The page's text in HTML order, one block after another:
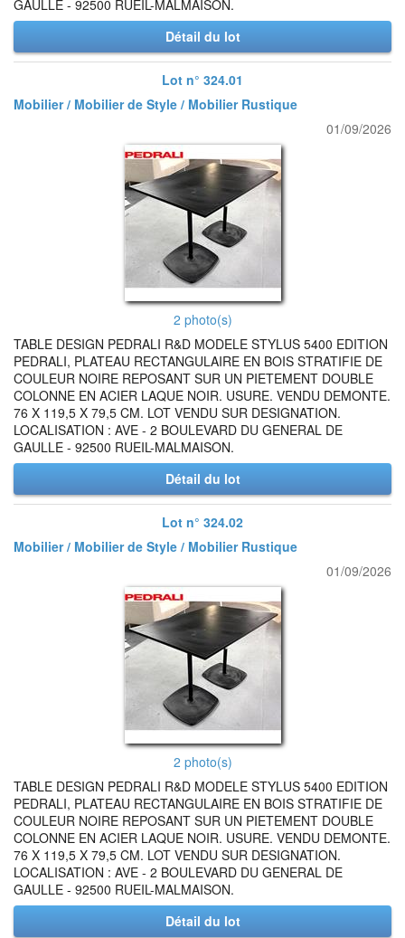
GAULLE - 92500 RUEIL-MALMAISON.
Détail du lot
Lot n° 324.01
Mobilier / Mobilier de Style / Mobilier Rustique
01/09/2026
2 photo(s)
TABLE DESIGN PEDRALI R&D MODELE STYLUS 5400 EDITION
PEDRALI, PLATEAU RECTANGULAIRE EN BOIS STRATIFIE DE
COULEUR NOIRE REPOSANT SUR UN PIETEMENT DOUBLE
COLONNE EN ACIER LAQUE NOIR. USURE. VENDU DEMONTE.
76 X 119,5 X 79,5 CM. LOT VENDU SUR DESIGNATION.
LOCALISATION : AVE - 2 BOULEVARD DU GENERAL DE
GAULLE - 92500 RUEIL-MALMAISON.
Détail du lot
Lot n° 324.02
Mobilier / Mobilier de Style / Mobilier Rustique
01/09/2026
2 photo(s)
TABLE DESIGN PEDRALI R&D MODELE STYLUS 5400 EDITION
PEDRALI, PLATEAU RECTANGULAIRE EN BOIS STRATIFIE DE
COULEUR NOIRE REPOSANT SUR UN PIETEMENT DOUBLE
COLONNE EN ACIER LAQUE NOIR. USURE. VENDU DEMONTE.
76 X 119,5 X 79,5 CM. LOT VENDU SUR DESIGNATION.
LOCALISATION : AVE - 2 BOULEVARD DU GENERAL DE
GAULLE - 92500 RUEIL-MALMAISON.
Détail du lot